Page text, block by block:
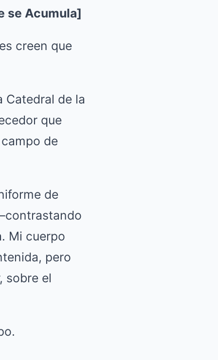
se Acumula]
creen que
Catedral de la
que
de
de
Mi cuerpo
pero
sobre el